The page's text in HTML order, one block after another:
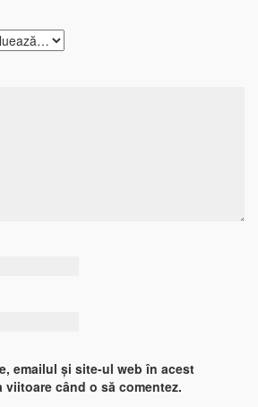
emailul și site-ul web în acest
când o să comentez.